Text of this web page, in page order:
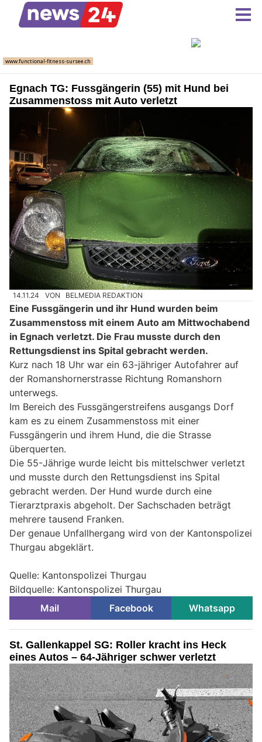
Egnach TG: Fussgängerin (55) mit Hund bei
Zusammenstoss mit Auto verletzt
14.11.24 VON BELMEDIA REDAKTION
Eine Fussgängerin und ihr Hund wurden beim
Zusammenstoss mit einem Auto am Mittwochabend
in Egnach verletzt. Die Frau musste durch den
Rettungsdienst ins Spital gebracht werden.
Kurz nach 18 Uhr war ein 63-jähriger Autofahrer auf
der Romanshornerstrasse Richtung Romanshorn
unterwegs.
Im Bereich des Fussgängerstreifens ausgangs Dorf
kam es zu einem Zusammenstoss mit einer
Fussgängerin und ihrem Hund, die die Strasse
überquerten.
Die 55-Jährige wurde leicht bis mittelschwer verletzt
und musste durch den Rettungsdienst ins Spital
gebracht werden. Der Hund wurde durch eine
Tierarztpraxis abgeholt. Der Sachschaden beträgt
mehrere tausend Franken.
Der genaue Unfallhergang wird von der Kantonspolizei
Thurgau abgeklärt.
Quelle: Kantonspolizei Thurgau
Bildquelle: Kantonspolizei Thurgau
Mail
Facebook Whatsapp
St. Gallenkappel SG: Roller kracht ins Heck
eines Autos – 64-Jähriger schwer verletzt